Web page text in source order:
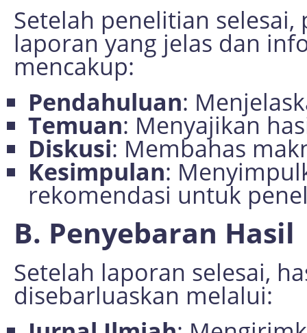
Setelah penelitian
laporan yang jelas dan
mencakup:
Pendahuluan:
Temuan: Menyajikan
Diskusi: Membahas
Kesimpulan:
rekomendasi untuk
B. Penyebaran Hasil
Setelah laporan selesai,
disebarluaskan melalui: